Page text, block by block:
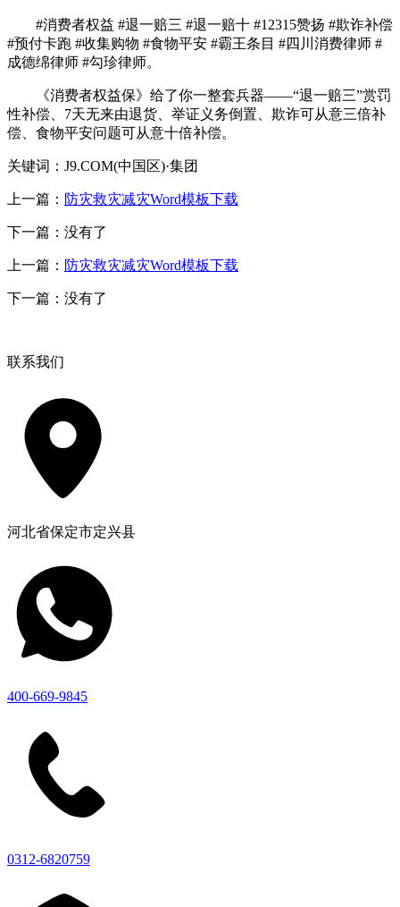
#消费者权益 #退一赔三 #退一赔十 #12315赞扬 #欺诈补偿
#预付卡跑 #收集购物 #食物平安 #霸王条目 #四川消费律师 #
成德绵律师 #勾珍律师。
《消费者权益保》给了你一整套兵器——“退一赔三”赏罚
性补偿、7天无来由退货、举证义务倒置、欺诈可从意三倍补
偿、食物平安问题可从意十倍补偿。
关键词：J9.COM(中国区)·集团
上一篇： 防灾救灾减灾Word模板下载
下一篇：没有了
上一篇： 防灾救灾减灾Word模板下载
下一篇：没有了
联系我们
河北省保定市定兴县
400-669-9845
0312-6820759